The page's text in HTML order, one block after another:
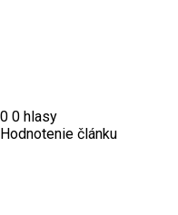
0 0 hlasy
Hodnotenie článku